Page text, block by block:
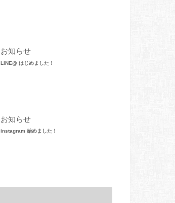
お知らせ
LINE@ はじめました！
お知らせ
instagram 始めました！